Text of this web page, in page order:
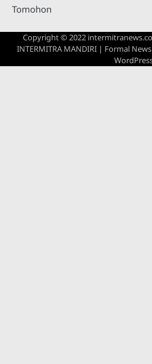
Tomohon
Copyright © 2022
INTERMITRA MANDIRI| Formal